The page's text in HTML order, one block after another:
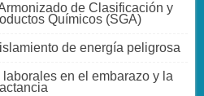
de Clasificación y
Químicos (SGA)
de energía peligrosa
en el embarazo y la
lactancia